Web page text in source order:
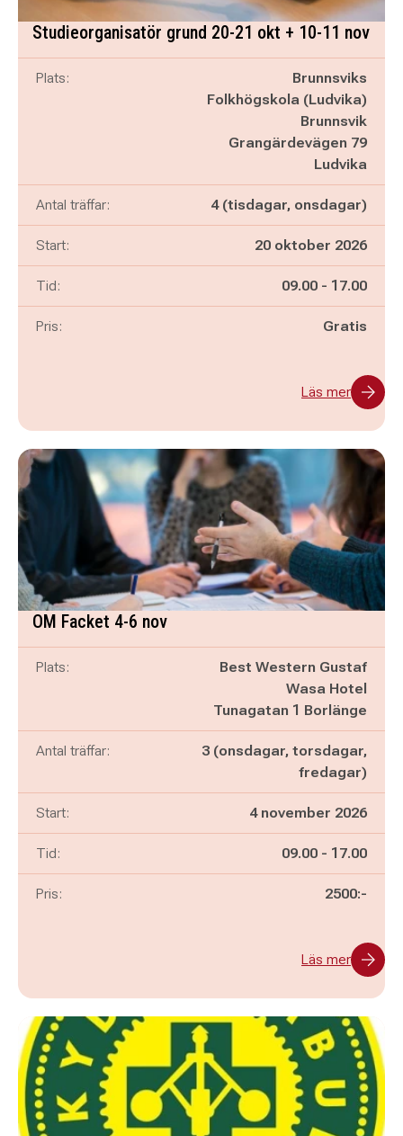
Studieorganisatör grund 20-21 okt + 10-11 nov
Plats:
Brunnsviks
Folkhögskola (Ludvika)
Brunnsvik
Grangärdevägen 79
Ludvika
Antal träffar: 4 (tisdagar, onsdagar)
Start: 20 oktober 2026
Tid: Pågår mellan
09.00 - och
17.00
Pris: Gratis
Läs mer
OM Facket 4-6 nov
Plats:
Best Western Gustaf
Wasa Hotel
Tunagatan 1 Borlänge
Antal träffar:
3 (onsdagar, torsdagar,
fredagar)
Start: 4 november 2026
Tid: Pågår mellan
09.00 - och
17.00
Pris: 2500:-
Läs mer